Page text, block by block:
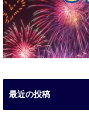
最近の投稿